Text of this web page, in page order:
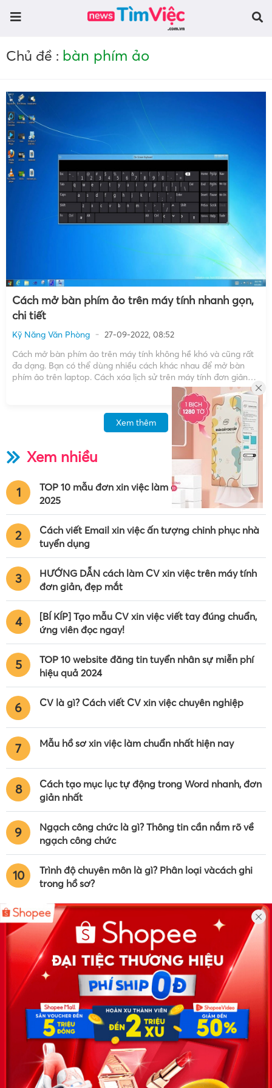
Chủ đề : bàn phím ảo
Cách mở bàn phím ảo trên máy tính nhanh gọn,
chi tiết
Kỹ Năng Văn Phòng
27-09-2022, 08:52
Cách mở bàn phím ảo trên máy tính không hề khó và cũng rất
đa dạng. Bạn có thể dùng nhiều cách khác nhau để mở bàn
phím ảo trên laptop. Cách xóa lịch sử trên máy tính đơn giản
chỉ trong vòng 1s Cách tắt mật khẩu win 10 […]
Xem thêm
Xem nhiều
1
TOP 10 mẫu đơn xin việc làm chuẩn nhất năm
2025
2
Cách viết Email xin việc ấn tượng chinh phục nhà
tuyển dụng
3
HƯỚNG DẪN cách làm CV xin việc trên máy tính
đơn giản, đẹp mắt
4
[BÍ KÍP] Tạo mẫu CV xin việc viết tay đúng chuẩn,
ứng viên đọc ngay!
5
TOP 10 website đăng tin tuyển nhân sự miễn phí
hiệu quả 2024
6 CV là gì? Cách viết CV xin việc chuyên nghiệp
7 Mẫu hồ sơ xin việc làm chuẩn nhất hiện nay
8
Cách tạo mục lục tự động trong Word nhanh, đơn
giản nhất
9
Ngạch công chức là gì? Thông tin cần nắm rõ về
ngạch công chức
10
Trình độ chuyên môn là gì? Phân loại vàcách ghi
trong hồ sơ?
Công ty TNHH Eyeplus Online
Địa chỉ: Số 81, ngõ 68, đường Cầu Giấy, Tổ 05, Phường Quan
Hoa, Quận Cầu Giấy, TP Hà Nội, Việt Nam
SĐT: 0981 448 766
Email:hotro@timviec.com.vn
VỀ CHÚNG TÔI